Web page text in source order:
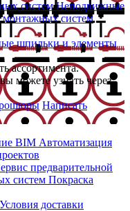
системНеподвижные
монтажных систем
шпильки и элементы
ассортимента.
можете узнать через
Написать
BIM Автоматизация
предварительной
систем Покраска
Условия доставки